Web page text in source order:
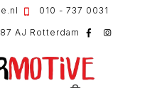
010 - 737 0031
AJ Rotterdam